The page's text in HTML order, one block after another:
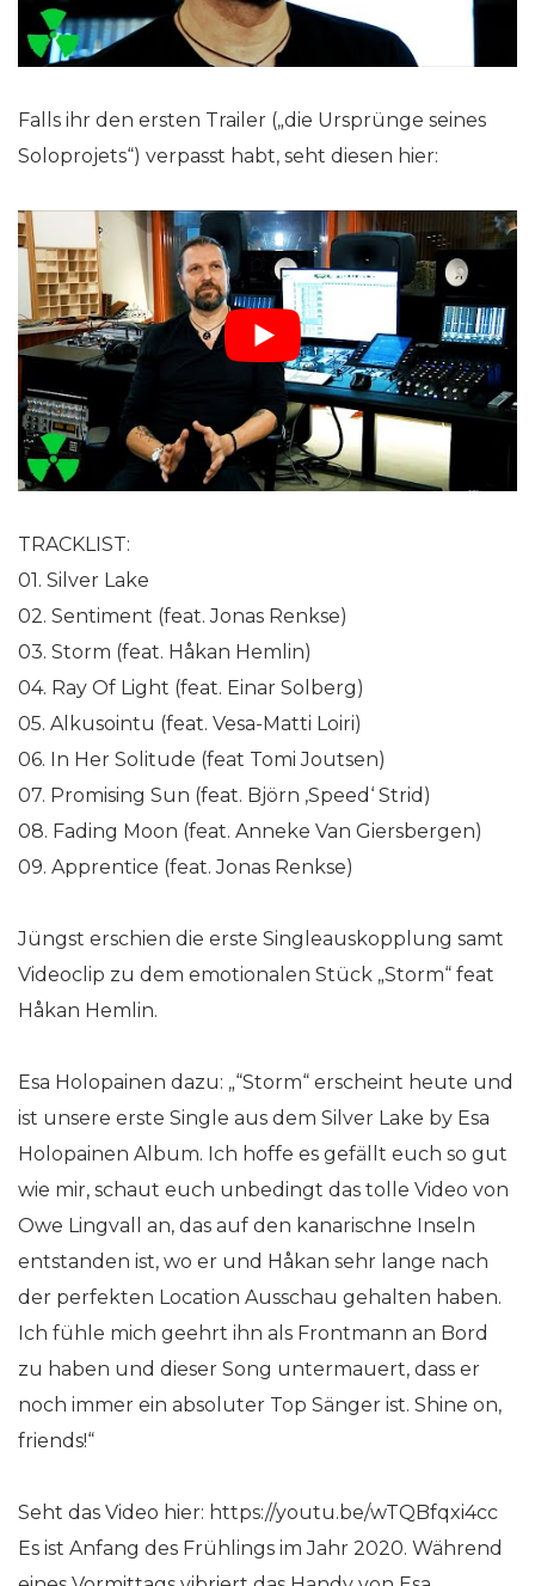
Falls ihr den ersten Trailer („die Ursprünge seines
Soloprojets“) verpasst habt, seht diesen hier:
TRACKLIST:
01. Silver Lake
02. Sentiment (feat. Jonas Renkse)
03. Storm (feat. Håkan Hemlin)
04. Ray Of Light (feat. Einar Solberg)
05. Alkusointu (feat. Vesa-Matti Loiri)
06. In Her Solitude (feat Tomi Joutsen)
07. Promising Sun (feat. Björn ‚Speed‘ Strid)
08. Fading Moon (feat. Anneke Van Giersbergen)
09. Apprentice (feat. Jonas Renkse)
Jüngst erschien die erste Singleauskopplung samt
Videoclip zu dem emotionalen Stück „Storm“ feat
Håkan Hemlin.
Esa Holopainen dazu: „“Storm“ erscheint heute und
ist unsere erste Single aus dem Silver Lake by Esa
Holopainen Album. Ich hoffe es gefällt euch so gut
wie mir, schaut euch unbedingt das tolle Video von
Owe Lingvall an, das auf den kanarischne Inseln
entstanden ist, wo er und Håkan sehr lange nach
der perfekten Location Ausschau gehalten haben.
Ich fühle mich geehrt ihn als Frontmann an Bord
zu haben und dieser Song untermauert, dass er
noch immer ein absoluter Top Sänger ist. Shine on,
friends!“
Seht das Video hier: https://youtu.be/wTQBfqxi4cc
Es ist Anfang des Frühlings im Jahr 2020. Während